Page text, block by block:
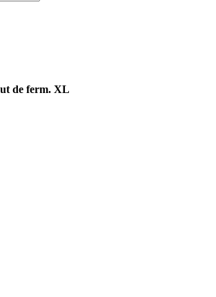
de ferm. XL